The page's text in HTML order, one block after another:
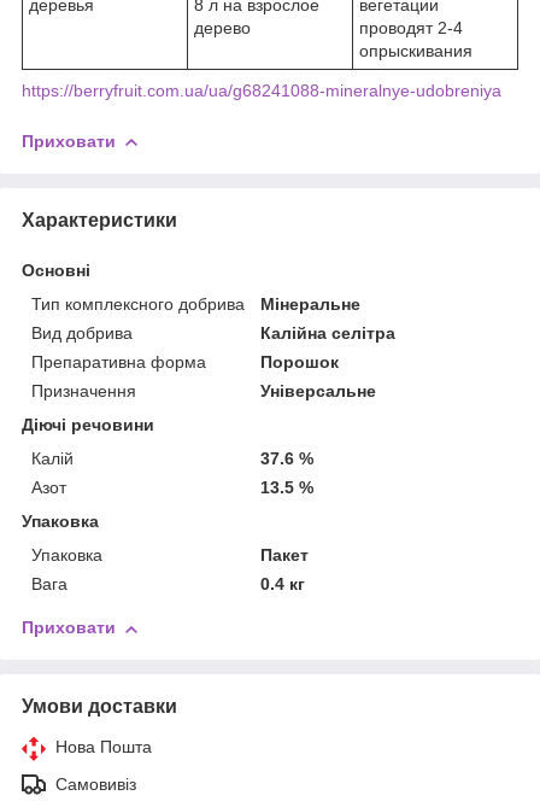
деревья
8 л на взрослое
дерево
вегетации
проводят 2-4
опрыскивания
https://berryfruit.com.ua/ua/g68241088-mineralnye-udobreniya
Приховати
Характеристики
Основні
Тип комплексного добрива
Мінеральне
Вид добрива
Калійна селітра
Препаративна форма
Порошок
Призначення
Універсальне
Діючі речовини
Калій
37.6 %
Азот
13.5 %
Упаковка
Упаковка
Пакет
Вага
0.4 кг
Приховати
Умови доставки
Нова Пошта
Самовивіз